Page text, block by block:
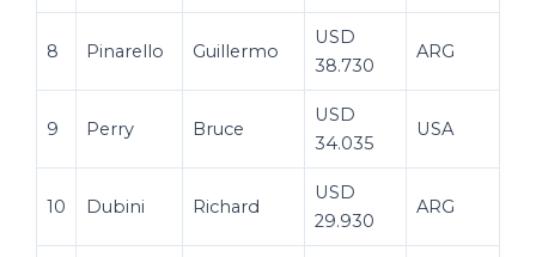
8 Pinarello Guillermo
USD
38.730
ARG
9 Perry Bruce
USD
34.035
USA
10 Dubini Richard
USD
29.930
ARG